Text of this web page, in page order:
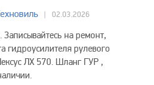
02.03.2026
на ремонт,
гидроусилителя рулевого
ЛХ 570. Шланг ГУР ,